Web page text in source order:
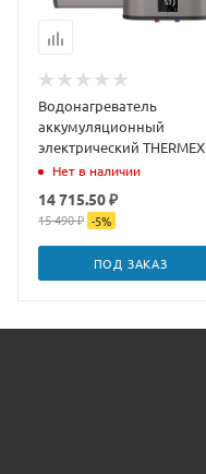
Водонагреватель
аккумуляционный
электрический THERMEX
Fora 30
Нет в наличии
14 715.50 ₽
15 490 ₽ -5%
ПОД ЗАКАЗ